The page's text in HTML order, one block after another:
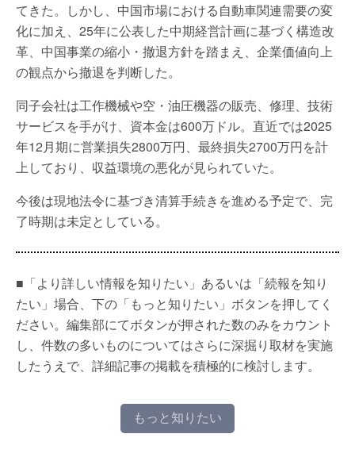
てきた。しかし、中国市場における自動車関連需要の変
化に加え、25年に公表した中期経営計画に基づく構造改
革、中国事業の縮小・撤退方針を踏まえ、企業価値向上
の観点から撤退を判断した。
同子会社は工作機械や空・油圧機器の販売、修理、技術
サービスを手がけ、資本金は600万ドル。直近では2025
年12月期に営業損失2800万円、最終損失2700万円を計
上しており、収益環境の悪化が見られていた。
今後は現地法令に基づき清算手続きを進める予定で、完
了時期は未定としている。
■「より詳しい情報を知りたい」あるいは「続報を知り
たい」場合、下の「もっと知りたい」ボタンを押してく
ださい。編集部にてボタンが押された数のみをカウント
し、件数の多いものについてはさらに深掘り取材を実施
したうえで、詳細記事の掲載を積極的に検討します。
もっと知りたい